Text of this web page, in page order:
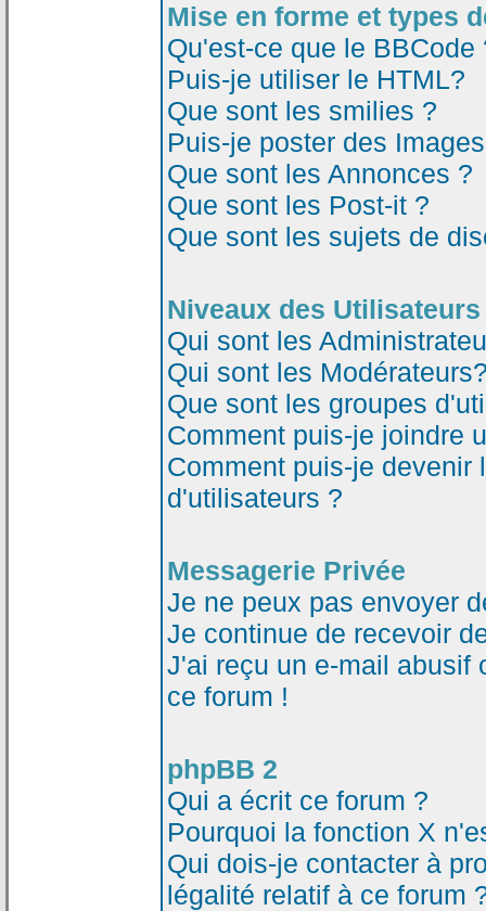
Mise en forme et types
Qu'est-ce que le BBCode
Puis-je utiliser le HTML?
Que sont les smilies ?
Puis-je poster des
Que sont les Annonces ?
Que sont les Post-it ?
Que sont les sujets de
Niveaux des
Qui sont les
Qui sont les
Que sont les groupes
Comment puis-je joindre
Comment puis-je devenir
d'utilisateurs ?
Messagerie Privée
Je ne peux pas envoyer
Je continue de recevoir
J'ai reçu un e-mail abusif
ce forum !
phpBB 2
Qui a écrit ce forum ?
Pourquoi la fonction X
Qui dois-je contacter à
légalité relatif à ce forum